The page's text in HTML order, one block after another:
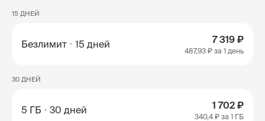
15 ДНЕЙ
Безлимит 15 дней 7 319 ₽
487,93 ₽ за 1 день
30 ДНЕЙ
5 ГБ 30 дней 1 702 ₽
340,4 ₽ за 1 ГБ